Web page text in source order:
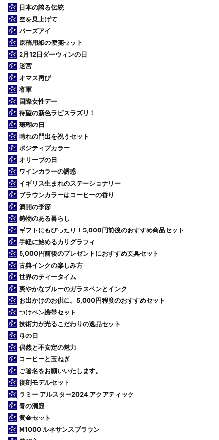
日本の誇る伝統
空を見上げて
バーズアイ
原稿用紙の便箋セット
2月12日ダーウィンの日
迷宮
オマス再び
将軍
国際女性デー
待望の新色ラピスラズリ！
珊瑚の日
晴れの門出を祝うセット
ポジティブカラー
オリーブの日
ワインカラーの誘惑
イギリス生まれのステーショナリー
ブラウンカラーはコーヒーの香り
満開の季節
鋳物のある暮らし
ギフトにもぴったり！5,000円前後のおすすめ商品セット
手軽に始めるカリグラフィ
5,000円前後のプレゼントにおすすめ文具セット
古典インクの楽しみ方
世界のティータイム
爽やかなブルーのガラスペンとインク
お出かけのお供に。5,000円程度のおすすめセット
つけペン携帯セット
技術力が光るこだわりの逸品セット
母の日
偶然と不安定の魅力
コーヒーと玉ねぎ
ご署名をお願いいたします。
復刻モデルセット
ラミー アルスター2024 アクアティック
青の洞窟
黄金セット
M1000 ルネサンスブラウン